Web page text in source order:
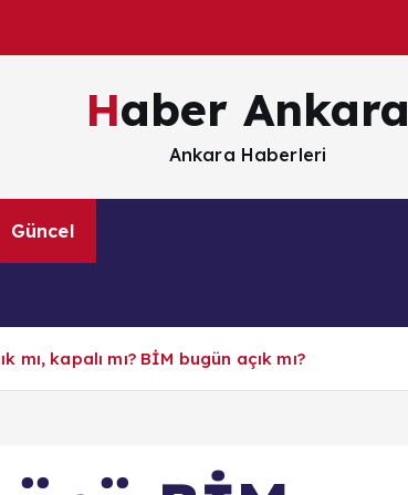
Haber Ankara
Ankara Haberleri
Güncel
mı, kapalı mı? BİM bugün açık mı?